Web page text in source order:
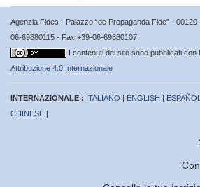
Agenzia Fides - Palazzo “de Propaganda Fide” -
06-69880115 - Fax +39-06-69880107
I contenuti del sito sono pubblicati con
Attribuzione 4.0 Internazionale
INTERNAZIONALE : ITALIANO | ENGLISH | ESPAÑOL
CHINESE |